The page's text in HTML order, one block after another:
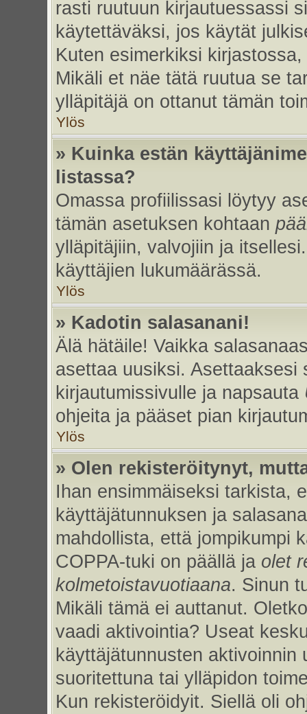
rasti ruutuun kirjautuessassi
käytettäväksi, jos käytät
Kuten esimerkiksi
Mikäli et näe tätä ruutua se
ylläpitäjä on ottanut tämän
Ylös
» Kuinka estän
listassa?
Omassa profiilissasi löytyy
tämän asetuksen kohtaan
ylläpitäjiin, valvojiin ja
käyttäjien lukumäärässä.
Ylös
» Kadotin salasanani!
Älä hätäile! Vaikka
asettaa uusiksi. Asettaaksesi
kirjautumissivulle ja napsauta
ohjeita ja pääset pian
Ylös
» Olen rekisteröitynyt,
Ihan ensimmäiseksi tarkista,
käyttäjätunnuksen ja
mahdollista, että jompikumpi
COPPA-tuki on päällä ja olet
kolmetoistavuotiaana. Sinun
Mikäli tämä ei auttanut.
vaadi aktivointia? Useat
käyttäjätunnusten
suoritettuna tai ylläpidon
Kun rekisteröidyit. Siellä oli